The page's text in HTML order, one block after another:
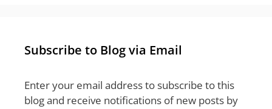
Subscribe to Blog via Email
Enter your email address to subscribe to this
blog and receive notifications of new posts by